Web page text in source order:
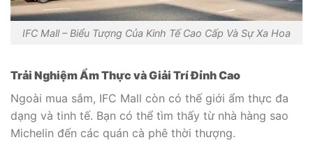
IFC Mall – Biểu Tượng Của Kinh Tế Cao Cấp Và Sự Xa Hoa
Trải Nghiệm Ẩm Thực và Giải Trí Đỉnh Cao
Ngoài mua sắm, IFC Mall còn có thế giới ẩm thực đa
dạng và tinh tế. Bạn có thể tìm thấy từ nhà hàng sao
Michelin đến các quán cà phê thời thượng.